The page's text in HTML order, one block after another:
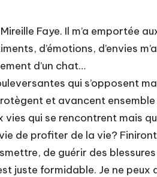
Faye. Il m’a emportée
d’émotions, d’envies
d’un chat…
qui s’opposent
et avancent
qui se rencontrent mais
de profiter de la vie?
de guérir des
juste formidable. Je ne peux